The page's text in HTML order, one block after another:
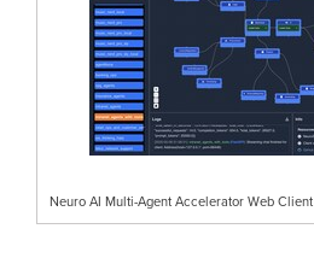
Neuro AI Multi-Agent Accelerator Web Client